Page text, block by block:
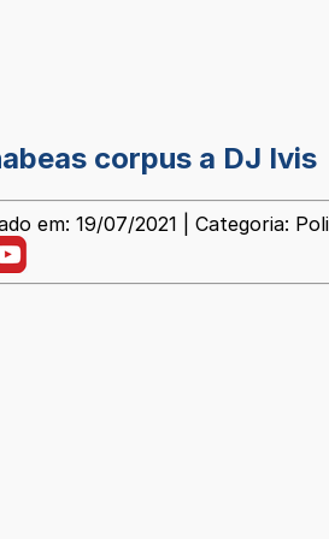
corpus a DJ Ivis
em: 19/07/2021 | Categoria: